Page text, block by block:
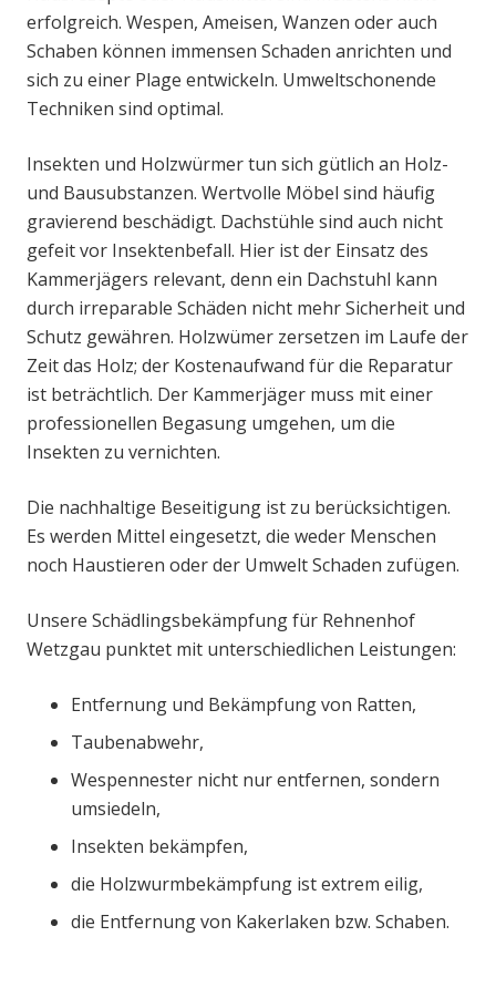
erfolgreich. Wespen, Ameisen, Wanzen oder auch
Schaben können immensen Schaden anrichten und
sich zu einer Plage entwickeln. Umweltschonende
Techniken sind optimal.
Insekten und Holzwürmer tun sich gütlich an Holz-
und Bausubstanzen. Wertvolle Möbel sind häufig
gravierend beschädigt. Dachstühle sind auch nicht
gefeit vor Insektenbefall. Hier ist der Einsatz des
Kammerjägers relevant, denn ein Dachstuhl kann
durch irreparable Schäden nicht mehr Sicherheit und
Schutz gewähren. Holzwümer zersetzen im Laufe der
Zeit das Holz; der Kostenaufwand für die Reparatur
ist beträchtlich. Der Kammerjäger muss mit einer
professionellen Begasung umgehen, um die
Insekten zu vernichten.
Die nachhaltige Beseitigung ist zu berücksichtigen.
Es werden Mittel eingesetzt, die weder Menschen
noch Haustieren oder der Umwelt Schaden zufügen.
Unsere Schädlingsbekämpfung für Rehnenhof
Wetzgau punktet mit unterschiedlichen Leistungen:
Entfernung und Bekämpfung von Ratten,
Taubenabwehr,
Wespennester nicht nur entfernen, sondern
umsiedeln,
Insekten bekämpfen,
die Holzwurmbekämpfung ist extrem eilig,
die Entfernung von Kakerlaken bzw. Schaben.